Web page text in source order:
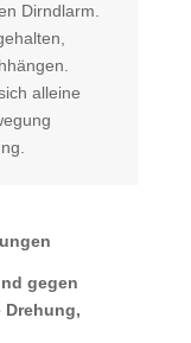
Dirndlarm.
alleine
gegen
Drehung,